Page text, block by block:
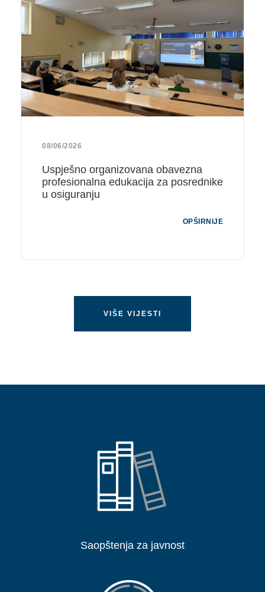
08/06/2026
Uspješno organizovana obavezna
profesionalna edukacija za posrednike
u osiguranju
OPŠIRNIJE
VIŠE VIJESTI
Saopštenja za javnost